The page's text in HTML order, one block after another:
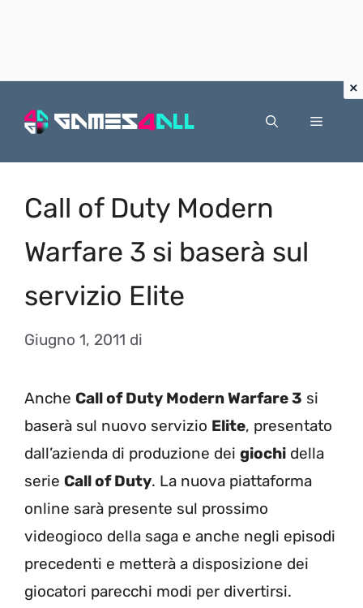
Menu
Call of Duty Modern
Warfare 3 si baserà sul
servizio Elite
Giugno 1, 2011 di
Anche Call of Duty Modern Warfare 3 si
baserà sul nuovo servizio Elite, presentato
dall’azienda di produzione dei giochi della
serie Call of Duty. La nuova piattaforma
online sarà presente sul prossimo
videogioco della saga e anche negli episodi
precedenti e metterà a disposizione dei
giocatori parecchi modi per divertirsi.